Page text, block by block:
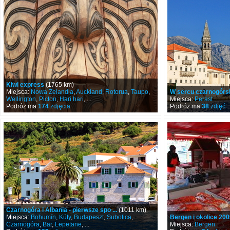
Kiwi express (1765 km)
Miejsca: Nowa Zelandia,Auckland,Rotorua, Taupo,
Wellington, Picton,Hari hari, ...
Podróż ma 174 zdjęcia
W sercu
Miejsca:Perast
Podróż ma38zdjęć
Czarnogóra i Albania - pierwsze spo ...(1011 km)
Miejsca: Bohumín, Kúty, Budapeszt, Subotica,
Czarnogóra, Bar, Lepetane, ...
Bergen i okolice
Miejsca:Bergen